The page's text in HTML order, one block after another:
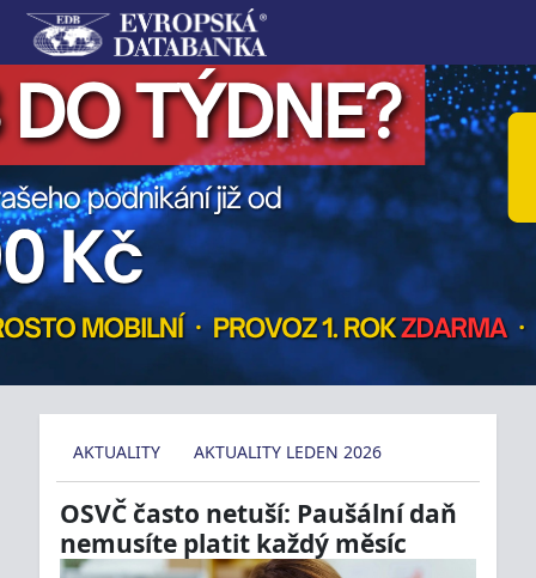
AKTUALITY AKTUALITY LEDEN 2026
OSVČ často netuší: Paušální daň
nemusíte platit každý měsíc